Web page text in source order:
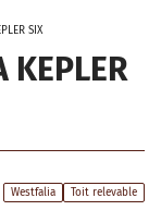
SIX
KEPLER
Westfalia Toit relevable